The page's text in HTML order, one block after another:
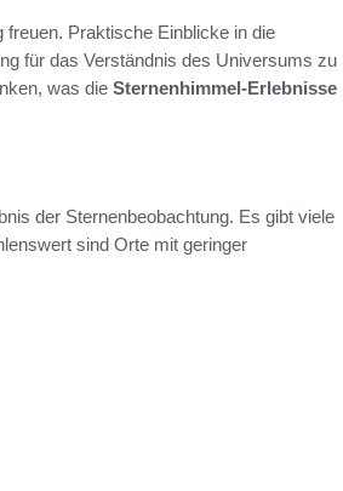
freuen. Praktische Einblicke in die
für das Verständnis des Universums zu
was die Sternenhimmel-Erlebnisse
der Sternenbeobachtung. Es gibt viele
sind Orte mit geringer